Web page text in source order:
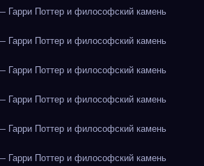
Гарри Поттер и философский камень
Гарри Поттер и философский камень
Гарри Поттер и философский камень
Гарри Поттер и философский камень
Гарри Поттер и философский камень
Гарри Поттер и философский камень